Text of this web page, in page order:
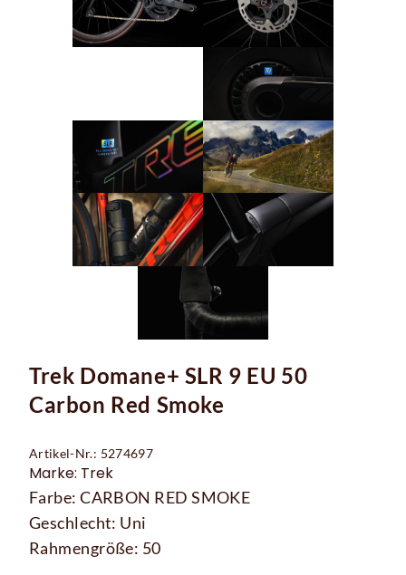
Trek Domane+ SLR 9 EU 50
Carbon Red Smoke
Artikel-Nr.: 5274697
Marke: Trek
Farbe: CARBON RED SMOKE
Geschlecht: Uni
Rahmengröße: 50